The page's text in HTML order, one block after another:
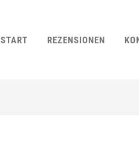
START REZENSIONEN